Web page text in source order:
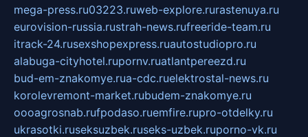
mega-press.ru03223.ruweb-explore.rurastenuya.ru
eurovision-russia.rustrah-news.rufreeride-team.ru
itrack-24.rusexshopexpress.ruautostudiopro.ru
alabuga-cityhotel.rupornv.ruatlantpereezd.ru
bud-em-znakomye.rua-cdc.ruelektrostal-news.ru
korolevremont-market.rubudem-znakomye.ru
oooagrosnab.rufpodaso.ruemfire.rupro-otdelky.ru
ukrasotki.ruseksuzbek.ruseks-uzbek.ruporno-vk.ru